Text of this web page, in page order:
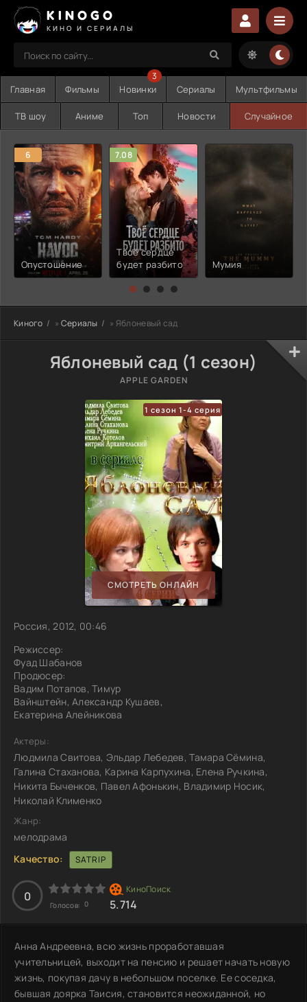
KINOGO
КИНО И СЕРИАЛЫ
Главная Фильмы Новинки
3
Сериалы Мультфильмы
ТВ шоу Аниме Топ Новости Случайное
6
Опустошение
7.08
Твоё сердце
будет разбито
Мумия
Киного » Сериалы » Яблоневый сад
Яблоневый сад (1 сезон)
APPLE GARDEN
1 сезон 1-4 серия
СМОТРЕТЬ ОНЛАЙН
Россия, 2012, 00:46
Режиссер:
Фуад Шабанов
Продюсер:
Вадим Потапов, Тимур
Вайнштейн, Александр Кушаев,
Екатерина Алейникова
Актеры:
Людмила Свитова, Эльдар Лебедев, Тамара Сёмина,
Галина Стаханова, Карина Карпухина, Елена Ручкина,
Никита Быченков, Павел Афонькин, Владимир Носик,
Николай Клименко
Жанр:
мелодрама
Качество:
SATRIP
0
Голосов: 0 5.714
Анна Андреевна, всю жизнь проработавшая
учительницей, выходит на пенсию и решает начать новую
жизнь, покупая дачу в небольшом поселке. Ее соседка,
бывшая доярка Таисия, становится неожиданной, но